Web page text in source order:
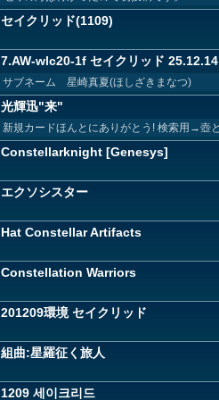
セイクリッド(1109)
7.AW-wlc20-1f セイクリッド 25.12.14
サブネーム 星崎真夏(ほしざきまなつ)
光輝迅"来"
新規カードほんとにありがとう! 検索用→壺
Constellarknight [Genesys]
エクソシスター
Hat Constellar Artifacts
Constellation Warriors
201209環境 セイクリッド
組曲:星羅征く旅人
1209 세이크리드